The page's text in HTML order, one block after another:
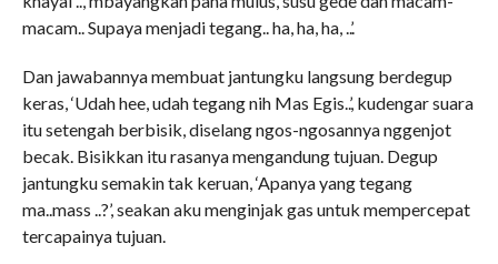
macam.. Supaya menjadi tegang.. ha, ha, ha, ..’.
Dan jawabannya membuat jantungku langsung berdegup
keras, ‘Udah hee, udah tegang nih Mas Egis..’, kudengar suara
itu setengah berbisik, diselang ngos-ngosannya nggenjot
becak. Bisikkan itu rasanya mengandung tujuan. Degup
jantungku semakin tak keruan, ‘Apanya yang tegang
ma..mass ..?’, seakan aku menginjak gas untuk mempercepat
tercapainya tujuan.